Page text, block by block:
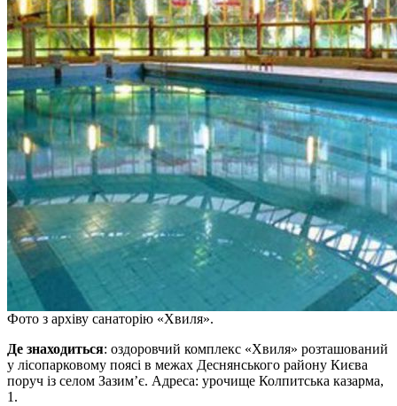
Фото з архіву санаторію «Хвиля».
Де знаходиться: оздоровчий комплекс «Хвиля» розташований
у лісопарковому поясі в межах Деснянського району Києва
поруч із селом Зазим’є. Адреса: урочище Колпитська казарма,
1.